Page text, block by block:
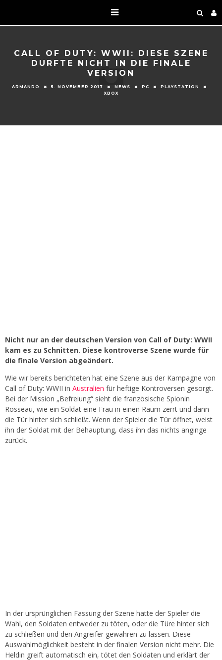
CALL OF DUTY: WWII: DIESE SZENE
DURFTE NICHT IN DIE FINALE
VERSION
ARMANDO 5. NOVEMBER 2017 NEWS PC
PLAYSTATION
XBOX
Nicht nur an der deutschen Version von Call of Duty: WWII
kam es zu Schnitten. Diese kontroverse Szene wurde für
die finale Version abgeändert.
Wie wir bereits berichteten hat eine Szene aus der Kampagne von
Call of Duty: WWII in Australien für heftige Kontroversen gesorgt.
Bei der Mission „Befreiung“ sieht die französische Spionin
Rosseau, wie ein Soldat eine Frau in einen Raum zerrt und dann
die Tür hinter sich schließt. Wenn der Spieler die Tür öffnet, weist
ihn der Soldat mit der Behauptung, dass ihn das nichts anginge
zurück.
In der ursprünglichen Fassung der Szene hatte der Spieler die
Wahl, den Soldaten entweder zu töten, oder die Türe hinter sich
zu schließen und den Angreifer gewähren zu lassen. Diese
Auswahlmöglichkeit besteht in der finalen Version nicht mehr. Die
Heldin greift automatisch ein, tötet den Soldaten und erklärt der